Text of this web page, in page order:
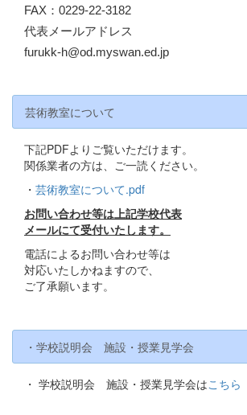
FAX：0229-22-3182
代表メールアドレス
furukk-h@od.myswan.ed.jp
芸術教室について
下記PDFよりご覧いただけます。
関係業者の方は、ご一読ください。
・ 芸術教室について.pdf
お問い合わせ等は上記学校代表
メールにて受付いたします。
電話によるお問い合わせ等は
対応いたしかねますので、
ご了承願います。
・学校説明会 施設・授業見学会
・ 学校説明会 施設・授業見学会はこちら